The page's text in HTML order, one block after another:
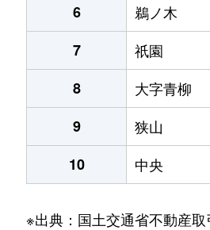
6
鵜ノ木
7
祇園
8
大字青柳
9
狭山
10
中央
※出典：国土交通省不動産取